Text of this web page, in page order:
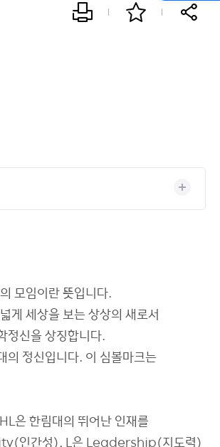
모임이란 뜻입니다.
게 세상을 보는 상상의 새로서
정신을 상징합니다.
정신입니다. 이 심볼마크는
은 한림대의 뛰어난 인재를
인간성), L은 Leadership(지도력)